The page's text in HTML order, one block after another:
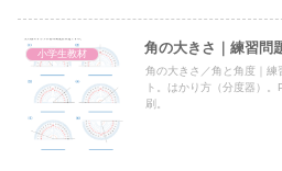
小学生教材 角の大きさ｜練習問
角の大きさ／角と角度｜
ト。はかり方（分度器）
刷。